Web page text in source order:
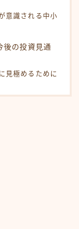
意識される中小
後の投資見通
見極めるために